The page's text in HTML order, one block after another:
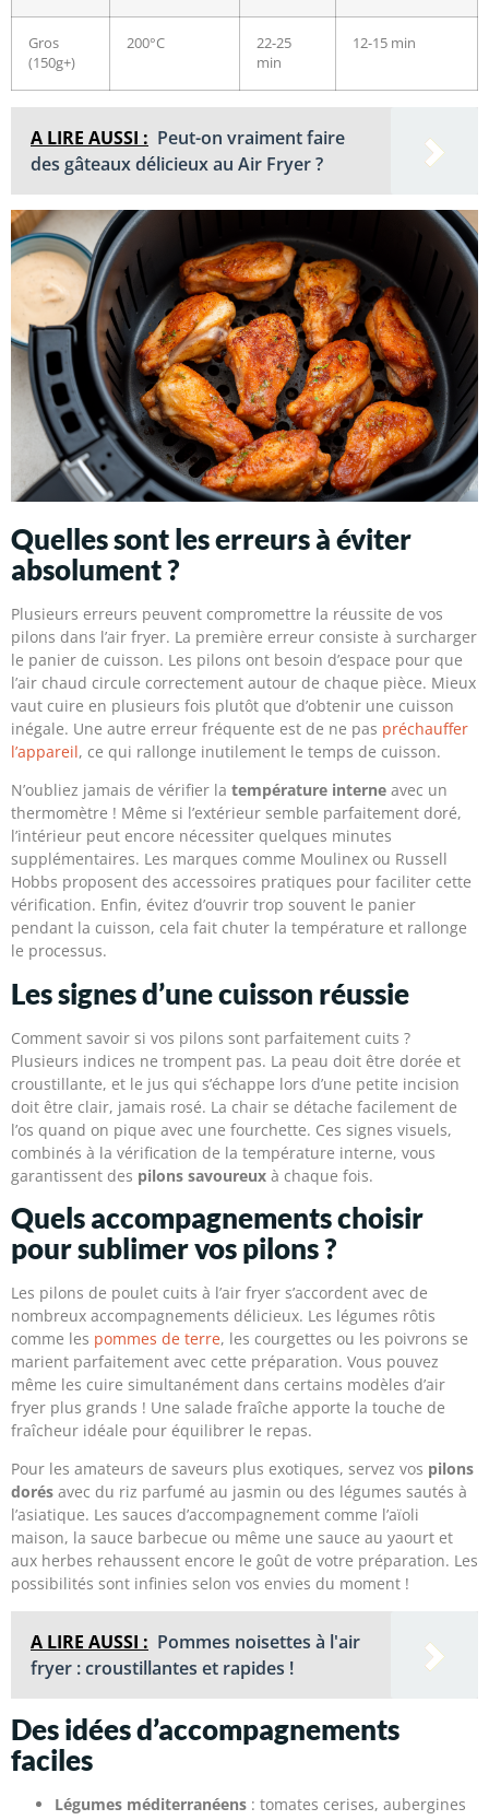
Gros
(150g+)
200°C
22-25
min
12-15 min
A LIRE AUSSI : Peut-on vraiment faire
des gâteaux délicieux au Air Fryer ?
Quelles sont les erreurs à éviter
absolument ?
Plusieurs erreurs peuvent compromettre la réussite de vos
pilons dans l’air fryer. La première erreur consiste à surcharger
le panier de cuisson. Les pilons ont besoin d’espace pour que
l’air chaud circule correctement autour de chaque pièce. Mieux
vaut cuire en plusieurs fois plutôt que d’obtenir une cuisson
inégale. Une autre erreur fréquente est de ne pas préchauffer
l’appareil, ce qui rallonge inutilement le temps de cuisson.
N’oubliez jamais de vérifier la température interne avec un
thermomètre ! Même si l’extérieur semble parfaitement doré,
l’intérieur peut encore nécessiter quelques minutes
supplémentaires. Les marques comme Moulinex ou Russell
Hobbs proposent des accessoires pratiques pour faciliter cette
vérification. Enfin, évitez d’ouvrir trop souvent le panier
pendant la cuisson, cela fait chuter la température et rallonge
le processus.
Les signes d’une cuisson réussie
Comment savoir si vos pilons sont parfaitement cuits ?
Plusieurs indices ne trompent pas. La peau doit être dorée et
croustillante, et le jus qui s’échappe lors d’une petite incision
doit être clair, jamais rosé. La chair se détache facilement de
l’os quand on pique avec une fourchette. Ces signes visuels,
combinés à la vérification de la température interne, vous
garantissent des pilons savoureux à chaque fois.
Quels accompagnements choisir
pour sublimer vos pilons ?
Les pilons de poulet cuits à l’air fryer s’accordent avec de
nombreux accompagnements délicieux. Les légumes rôtis
comme les pommes de terre, les courgettes ou les poivrons se
marient parfaitement avec cette préparation. Vous pouvez
même les cuire simultanément dans certains modèles d’air
fryer plus grands ! Une salade fraîche apporte la touche de
fraîcheur idéale pour équilibrer le repas.
Pour les amateurs de saveurs plus exotiques, servez vos pilons
dorés avec du riz parfumé au jasmin ou des légumes sautés à
l’asiatique. Les sauces d’accompagnement comme l’aïoli
maison, la sauce barbecue ou même une sauce au yaourt et
aux herbes rehaussent encore le goût de votre préparation. Les
possibilités sont infinies selon vos envies du moment !
A LIRE AUSSI : Pommes noisettes à l'air
fryer : croustillantes et rapides !
Des idées d’accompagnements
faciles
Légumes méditerranéens : tomates cerises, aubergines